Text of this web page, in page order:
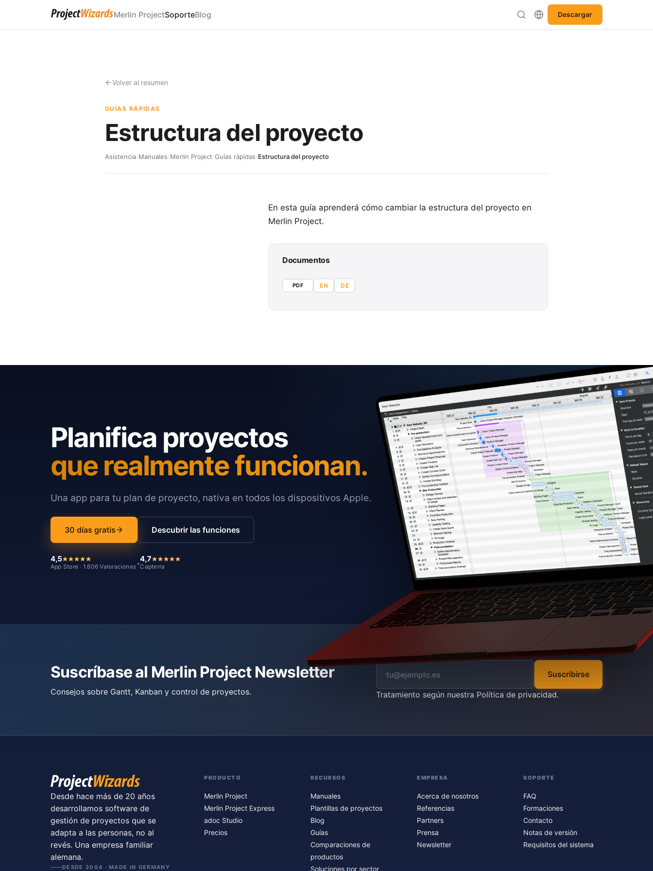
Merlin ProjectSoporteBlog Descargar
Volver al resumen
GUÍAS RÁPIDAS
Estructura del proyecto
Asistencia›Manuales›Merlin Project›Guías rápidas›Estructura del proyecto
En esta guía aprenderá cómo cambiar la estructura del proyecto en
Merlin Project.
Documentos
PDF EN DE
Planifica proyectos
que realmente funcionan.
Una app para tu plan de proyecto, nativa en todos los dispositivos Apple.
30 días gratis Descubrir las funciones
4,5
App Store · 1.606 Valoraciones *
4,7
Capterra
Suscríbase al Merlin Project Newsletter
Consejos sobre Gantt, Kanban y control de proyectos.
Suscribirse
Tratamiento según nuestra Política de privacidad.
Desde hace más de 20 años
desarrollamos software de
gestión de proyectos que se
adapta a las personas, no al
revés. Una empresa familiar
alemana.
DESDE 2004 · MADE IN GERMANY
PRODUCTO
Merlin Project
Merlin Project Express
adoc Studio
Precios
RECURSOS
Manuales
Plantillas de proyectos
Blog
Guías
Comparaciones de
productos
Soluciones por sector
EMPRESA
Acerca de nosotros
Referencias
Partners
Prensa
Newsletter
SOPORTE
FAQ
Formaciones
Contacto
Notas de versión
Requisitos del sistema